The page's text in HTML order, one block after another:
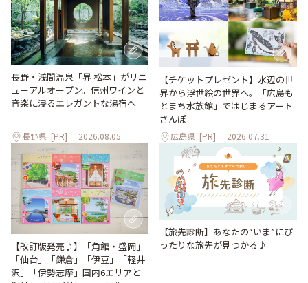
長野・浅間温泉「界 松本」がリニ
ューアルオープン。信州ワインと
音楽に浸るエレガントな湯宿へ
長野県 [PR] 2026.08.05
【チケットプレゼント】水辺の世
界から浮世絵の世界へ。「広島も
とまち水族館」ではじまるアート
さんぽ
広島県 [PR] 2026.07.31
【改訂版発売♪】「角館・盛岡」
「仙台」「鎌倉」「伊豆」「軽井
沢」「伊勢志摩」国内6エリアと
【旅先診断】あなたの“いま”にぴ
ったりな旅先が見つかる♪